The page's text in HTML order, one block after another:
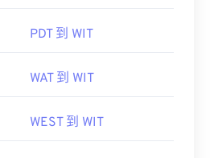
PDT 到 WIT
WAT 到 WIT
WEST 到 WIT